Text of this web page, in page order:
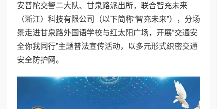
安普陀交警二大队、甘泉路派出所，联合智充未来
（浙江）科技有限公司（以下简称“智充未来”），分场
景走进甘泉路外国语学校与红太阳广场，开展“交通安
全你我同行”主题普法宣传活动，以多元形式织密交通
安全防护网。